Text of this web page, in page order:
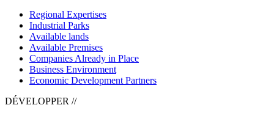
Regional Expertises
Industrial Parks
Available lands
Available Premises
Companies Already in Place
Business Environment
Economic Development Partners
DÉVELOPPER //